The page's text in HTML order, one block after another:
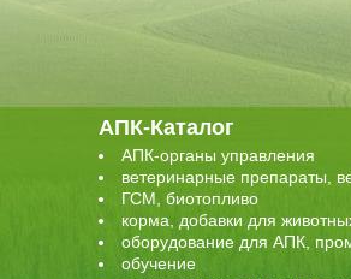
АПК-Каталог
АПК-органы управления
ветеринарные препараты,
ГСМ, биотопливо
корма, добавки для
оборудование для АПК,
обучение